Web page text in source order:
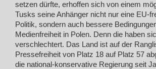
setzen dürfte, erhoffen sich von einem
Tusks seine Anhänger nicht nur eine EU-
Politik, sondern auch bessere
Medienfreiheit in Polen. Denn die haben
verschlechtert. Das Land ist auf der
Pressefreiheit von Platz 18 auf Platz 57
die national-konservative Regierung seit